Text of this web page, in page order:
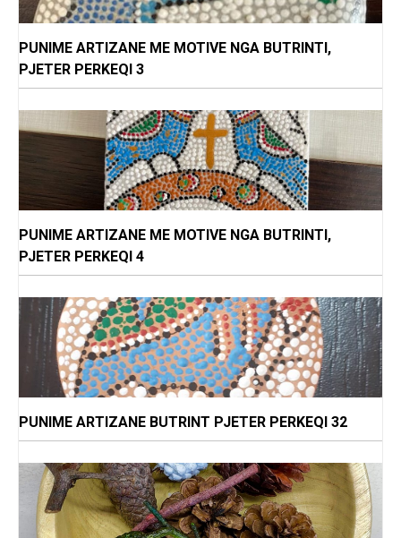
PUNIME ARTIZANE ME MOTIVE NGA BUTRINTI,
PJETER PERKEQI 3
PUNIME ARTIZANE ME MOTIVE NGA BUTRINTI,
PJETER PERKEQI 4
PUNIME ARTIZANE BUTRINT PJETER PERKEQI 32